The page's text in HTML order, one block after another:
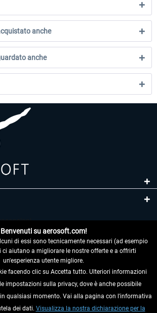
anche
anche
Benvenuti su aerosoft.com!
di essi sono tecnicamente necessari (ad esempio
ci aiutano a migliorare le nostre offerte e a offrirti
un'esperienza utente migliore.
facendo clic su Accetta tutto. Ulteriori informazioni
impostazioni sulla privacy, dove è anche possibile
qualsiasi momento. Vai alla pagina con l'informativa
dei dati. Visualizza la nostra dichiarazione per la